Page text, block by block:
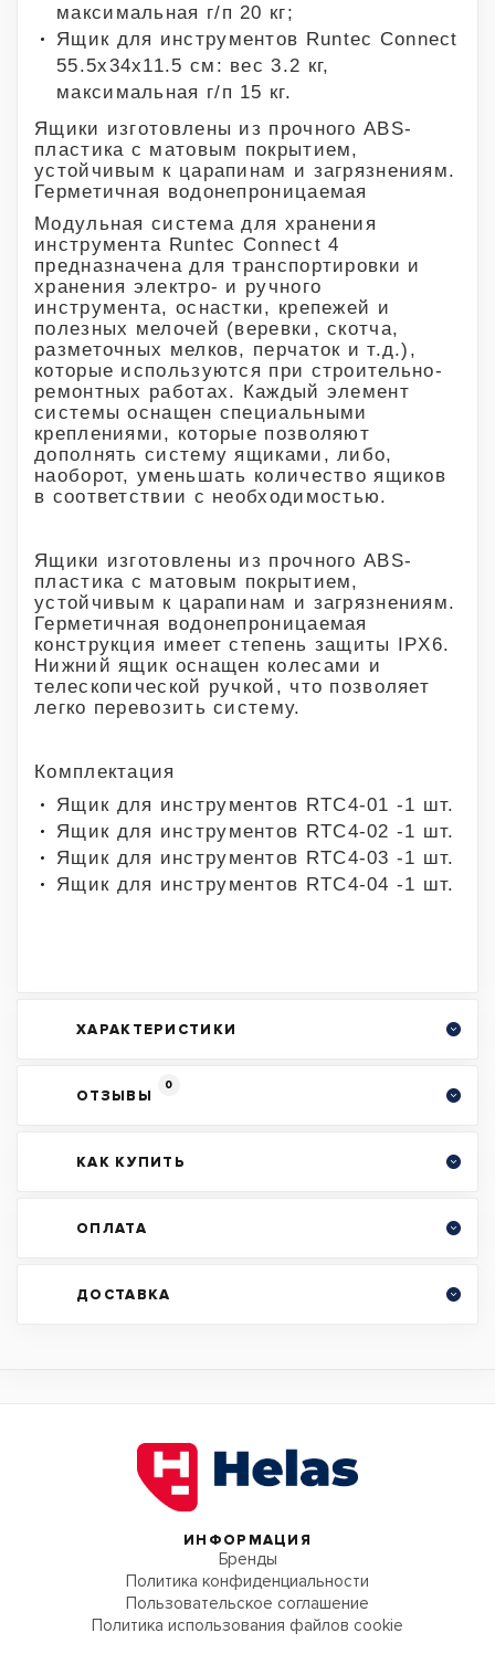
максимальная г/п 20 кг;
Ящик для инструментов Runtec Connect
55.5х34х11.5 см: вес 3.2 кг,
максимальная г/п 15 кг.
Ящики изготовлены из прочного ABS-
пластика с матовым покрытием,
устойчивым к царапинам и загрязнениям.
Герметичная водонепроницаемая
Модульная система для хранения
инструмента Runtec Connect 4
предназначена для транспортировки и
хранения электро- и ручного
инструмента, оснастки, крепежей и
полезных мелочей (веревки, скотча,
разметочных мелков, перчаток и т.д.),
которые используются при строительно-
ремонтных работах. Каждый элемент
системы оснащен специальными
креплениями, которые позволяют
дополнять систему ящиками, либо,
наоборот, уменьшать количество ящиков
в соответствии с необходимостью.
Ящики изготовлены из прочного ABS-
пластика с матовым покрытием,
устойчивым к царапинам и загрязнениям.
Герметичная водонепроницаемая
конструкция имеет степень защиты IPX6.
Нижний ящик оснащен колесами и
телескопической ручкой, что позволяет
легко перевозить систему.
Комплектация
Ящик для инструментов RTC4-01 -1 шт.
Ящик для инструментов RTC4-02 -1 шт.
Ящик для инструментов RTC4-03 -1 шт.
Ящик для инструментов RTC4-04 -1 шт.
ХАРАКТЕРИСТИКИ
ОТЗЫВЫ
0
КАК КУПИТЬ
ОПЛАТА
ДОСТАВКА
ИНФОРМАЦИЯ
Бренды
Политика конфиденциальности
Пользовательское соглашение
Политика использования файлов cookie